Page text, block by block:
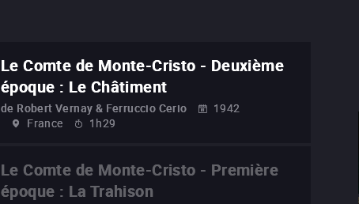
Le Comte de Monte-Cristo - Deuxième
époque : Le Châtiment
de Robert Vernay & Ferruccio Cerio
1942
France
1h29
Le Comte de Monte-Cristo - Première
époque : La Trahison